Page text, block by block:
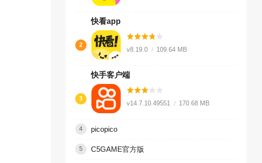
快看app
2
v8.19.0 109.64 MB
快手客户端
3
v14.7.10.49551 170.68 MB
picopico
4
C5GAME官方版
5